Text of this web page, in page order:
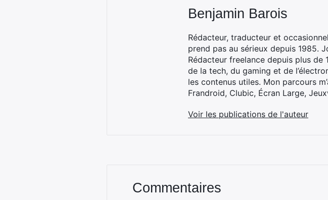
Benjamin Barois
Rédacteur, traducteur et
prend pas au sérieux depuis 1985.
Rédacteur freelance depuis plus
de la tech, du gaming et de
les contenus utiles. Mon parcours
Frandroid, Clubic, Écran Large,
Voir les publications de l'auteur
Commentaires